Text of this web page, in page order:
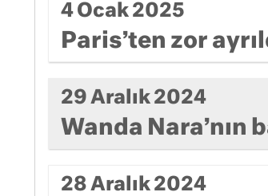
4 Ocak 2025
Paris’ten zor
29 Aralık 2024
Wanda Nara’nın
28 Aralık 2024